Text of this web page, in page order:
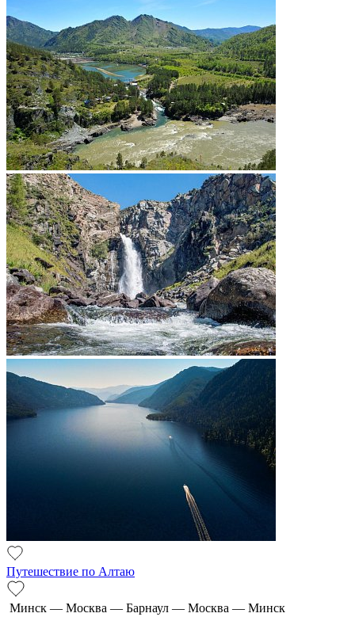
Путешествие по Алтаю
Минск — Москва — Барнаул — Москва — Минск